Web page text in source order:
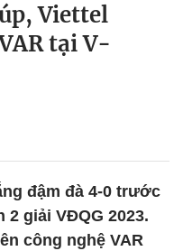
Viettel
tại V-
đậm đà 4-0 trước
2 giải VĐQG 2023.
công nghệ VAR